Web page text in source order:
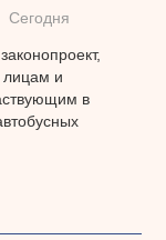
Сегодня
и
в